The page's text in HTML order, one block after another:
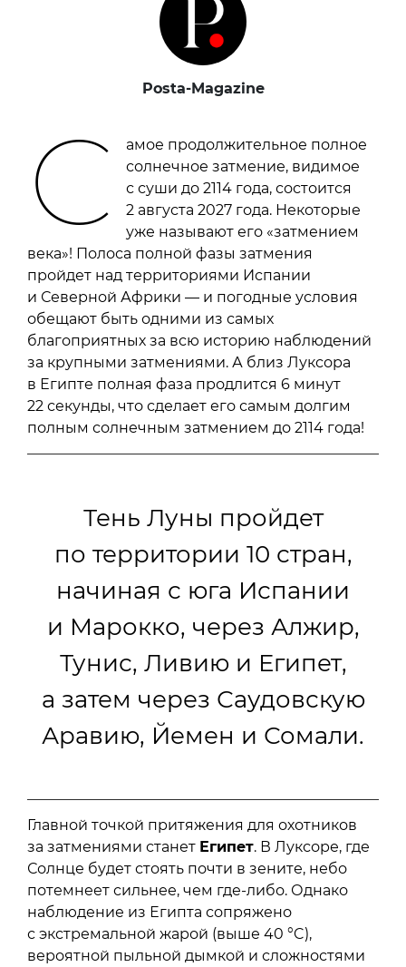
Posta-Magazine
С
амое продолжительное полное
солнечное затмение, видимое
с суши до 2114 года, состоится
2 августа 2027 года. Некоторые
уже называют его «затмением
века»! Полоса полной фазы затмения
пройдет над территориями Испании
и Северной Африки — и погодные условия
обещают быть одними из самых
благоприятных за всю историю наблюдений
за крупными затмениями. А близ Луксора
в Египте полная фаза продлится 6 минут
22 секунды, что сделает его самым долгим
полным солнечным затмением до 2114 года!
Тень Луны пройдет
по территории 10 стран,
начиная с юга Испании
и Марокко, через Алжир,
Тунис, Ливию и Египет,
а затем через Саудовскую
Аравию, Йемен и Сомали.
Главной точкой притяжения для охотников
за затмениями станет Египет. В Луксоре, где
Солнце будет стоять почти в зените, небо
потемнеет сильнее, чем где-либо. Однако
наблюдение из Египта сопряжено
с экстремальной жарой (выше 40 °C),
вероятной пыльной дымкой и сложностями